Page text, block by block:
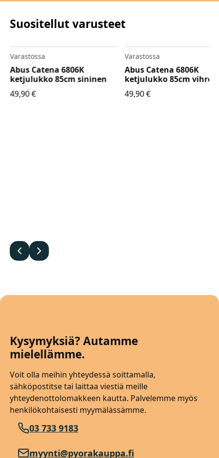
Suositellut varusteet
Varastossa
Abus Catena 6806K
ketjulukko 85cm sininen
49,90€
Varastossa
Abus Catena 6806K
ketjulukko 85cm vihreä
49,90€
EdellinenSeuraava
Kysymyksiä? Autamme
mielellämme.
Voit olla meihin yhteydessä soittamalla,
sähköpostitse tai laittaa viestiä meille
yhteydenottolomakkeen kautta. Palvelemme myös
henkilökohtaisesti myymälässämme.
03 733 9183
myynti@pyorakauppa.fi